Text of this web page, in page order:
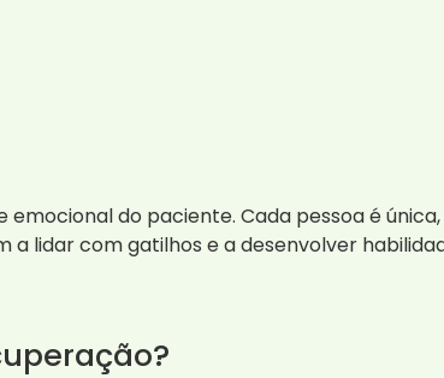
do paciente. Cada pessoa é
lidar com gatilhos e a desenvolver